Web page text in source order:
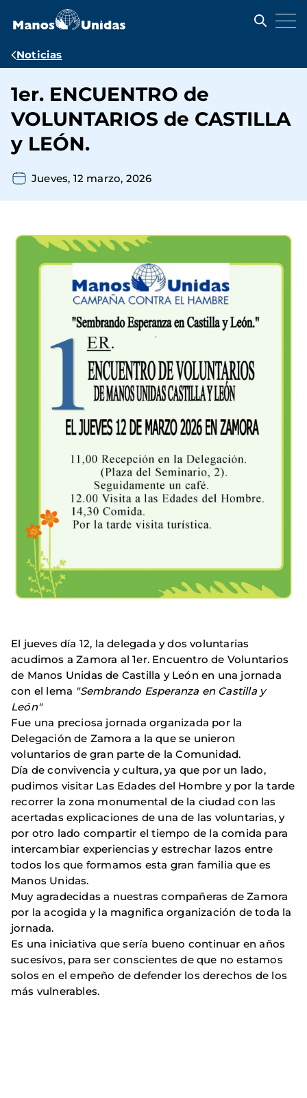
contenido
Ruta
navegación
Noticias
1er. ENCUENTRO de
VOLUNTARIOS de CASTILLA
y LEÓN.
Jueves, 12 marzo, 2026
El jueves día 12, la delegada y dos voluntarias
acudimos a Zamora al 1er. Encuentro de Voluntarios
de Manos Unidas de Castilla y León en una jornada
con el lema "Sembrando Esperanza en Castilla y
León"
Fue una preciosa jornada organizada por la
Delegación de Zamora a la que se unieron
voluntarios de gran parte de la Comunidad.
Día de convivencia y cultura, ya que por un lado,
pudimos visitar Las Edades del Hombre y por la tarde
recorrer la zona monumental de la ciudad con las
acertadas explicaciones de una de las voluntarias, y
por otro lado compartir el tiempo de la comida para
intercambiar experiencias y estrechar lazos entre
todos los que formamos esta gran familia que es
Manos Unidas.
Muy agradecidas a nuestras compañeras de Zamora
por la acogida y la magnifica organización de toda la
jornada.
Es una iniciativa que sería bueno continuar en años
sucesivos, para ser conscientes de que no estamos
solos en el empeño de defender los derechos de los
más vulnerables.